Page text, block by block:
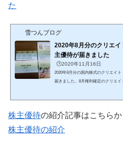
た
雪つんブログ
2020年8月分のクリエ
主優待が届きました
🕒️2020年11月16日
2020年8月分の国内株式のクリエイ
届きました。8月権利確定のクリエ
す。株数に応じて８段階も設定され
株主優待の紹介記事はこちらか
株主優待の紹介